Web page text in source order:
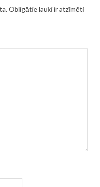
Obligātie lauki ir atzīmēti